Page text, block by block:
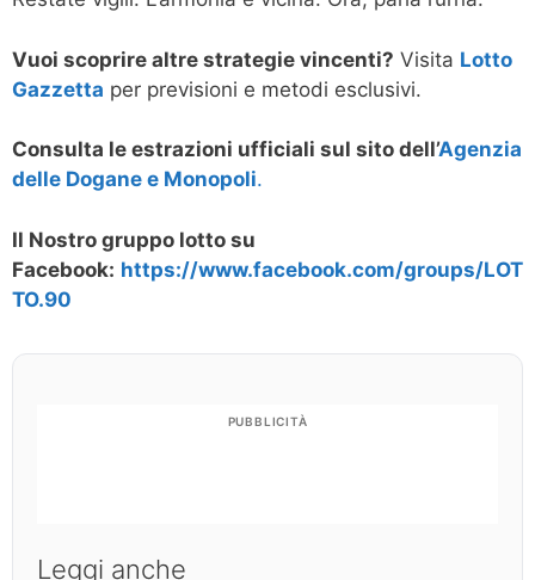
Vuoi scoprire altre strategie vincenti? Visita Lotto
Gazzetta per previsioni e metodi esclusivi.
Consulta le estrazioni ufficiali sul sito dell’Agenzia
delle Dogane e Monopoli.
Il Nostro gruppo lotto su
Facebook: https://www.facebook.com/groups/LOT
TO.90
PUBBLICITÀ
Leggi anche